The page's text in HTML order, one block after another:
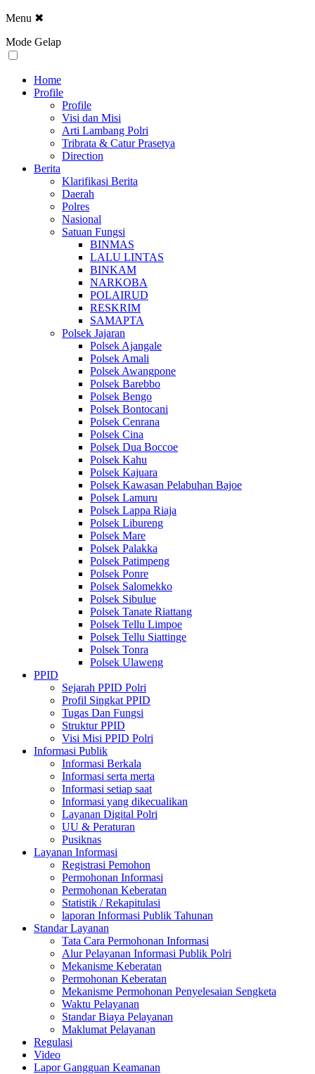
Menu ✖
Mode Gelap
Home
Profile
Profile
Visi dan Misi
Arti Lambang Polri
Tribrata & Catur Prasetya
Direction
Berita
Klarifikasi Berita
Daerah
Polres
Nasional
Satuan Fungsi
BINMAS
LALU LINTAS
BINKAM
NARKOBA
POLAIRUD
RESKRIM
SAMAPTA
Polsek Jajaran
Polsek Ajangale
Polsek Amali
Polsek Awangpone
Polsek Barebbo
Polsek Bengo
Polsek Bontocani
Polsek Cenrana
Polsek Cina
Polsek Dua Boccoe
Polsek Kahu
Polsek Kajuara
Polsek Kawasan Pelabuhan Bajoe
Polsek Lamuru
Polsek Lappa Riaja
Polsek Libureng
Polsek Mare
Polsek Palakka
Polsek Patimpeng
Polsek Ponre
Polsek Salomekko
Polsek Sibulue
Polsek Tanate Riattang
Polsek Tellu Limpoe
Polsek Tellu Siattinge
Polsek Tonra
Polsek Ulaweng
PPID
Sejarah PPID Polri
Profil Singkat PPID
Tugas Dan Fungsi
Struktur PPID
Visi Misi PPID Polri
Informasi Publik
Informasi Berkala
Informasi serta merta
Informasi setiap saat
Informasi yang dikecualikan
Layanan Digital Polri
UU & Peraturan
Pusiknas
Layanan Informasi
Registrasi Pemohon
Permohonan Informasi
Permohonan Keberatan
Statistik / Rekapitulasi
laporan Informasi Publik Tahunan
Standar Layanan
Tata Cara Permohonan Informasi
Alur Pelayanan Informasi Publik Polri
Mekanisme Keberatan
Permohonan Keberatan
Mekanisme Permohonan Penyelesaian Sengketa
Waktu Pelayanan
Standar Biaya Pelayanan
Maklumat Pelayanan
Regulasi
Video
Lapor Gangguan Keamanan